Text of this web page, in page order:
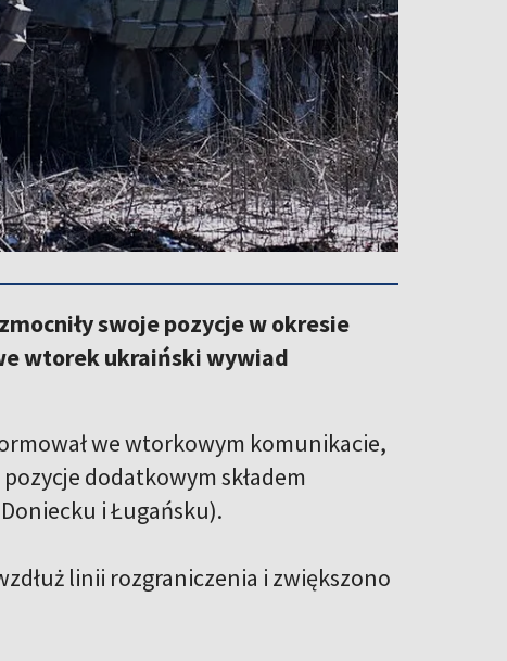
swoje pozycje w okresie
wtorek ukraiński wywiad
we wtorkowym komunikacie,
dodatkowym składem
i Ługańsku).
linii rozgraniczenia i zwiększono